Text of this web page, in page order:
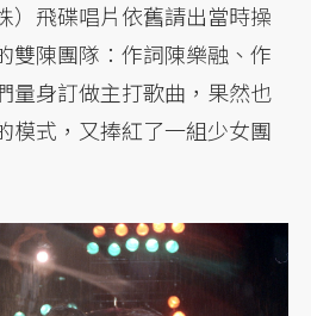
）飛碟唱片依舊請出當時操
雙陳團隊：作詞陳樂融、作
量身訂做主打歌曲，果然也
模式，又捧紅了一組少女團